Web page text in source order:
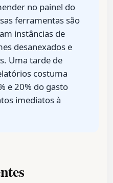
no painel do
ferramentas são
instâncias de
desanexados e
Uma tarde de
costuma
e 20% do gasto
imediatos à